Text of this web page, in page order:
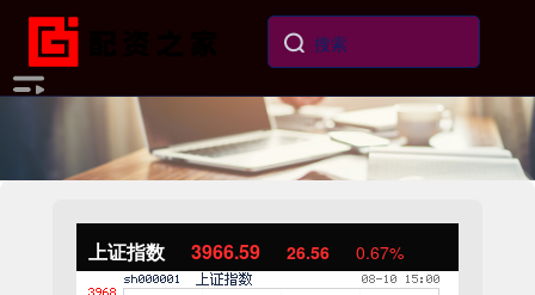
上证指数 3966.59 26.56 0.67%